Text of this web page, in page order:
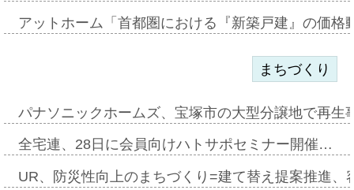
アットホーム「首都圏における『新築戸建』の価
まちづくり
パナソニックホームズ、宝塚市の大型分譲地で再
全宅連、28日に会員向けハトサポセミナー開催…
UR、防災性向上のまちづくり=建て替え提案推進